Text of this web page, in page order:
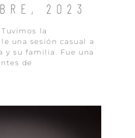
2023
la
una sesión casual a
y su familia. Fue una
de